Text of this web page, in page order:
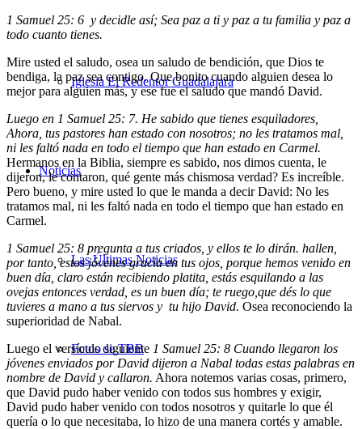
Iglesia El Redentor Guadalajara
Noticias
Las Últimas Noticias
Fotos de TBB
1 Samuel 25: 6 y decidle así; Sea paz a ti y paz a tu familia y paz a
todo cuanto tienes.
Mire usted el saludo, osea un saludo de bendición, que Dios te
bendiga, la paz sea contigo. Que bonito cuando alguien desea lo
mejor para alguien más, y ese fue el saludo que mandó David.
Luego en 1 Samuel 25: 7. He sabido que tienes esquiladores,
Ahora, tus pastores han estado con nosotros; no les tratamos mal,
ni les faltó nada en todo el tiempo que han estado en Carmel.
Hermanos en la Biblia, siempre es sabido, nos dimos cuenta, le
dijeron, le contaron, qué gente más chismosa verdad? Es increíble.
Pero bueno, y mire usted lo que le manda a decir David: No les
tratamos mal, ni les faltó nada en todo el tiempo que han estado en
Carmel.
1 Samuel 25: 8 pregunta a tus criados, y ellos te lo dirán. hallen,
por tanto, estos jóvenes gracia en tus ojos, porque hemos venido en
buen día, claro están recibiendo platita, estás esquilando a las
ovejas entonces verdad, es un buen día; te ruego,que dés lo que
tuvieres a mano a tus siervos y tu hijo David. Osea reconociendo la
superioridad de Nabal.
Luego el versículo siguiente 1 Samuel 25: 8 Cuando llegaron los
jóvenes enviados por David dijeron a Nabal todas estas palabras en
nombre de David y callaron. Ahora notemos varias cosas, primero,
que David pudo haber venido con todos sus hombres y exigir,
David pudo haber venido con todos nosotros y quitarle lo que él
quería o lo que necesitaba, lo hizo de una manera cortés y amable.